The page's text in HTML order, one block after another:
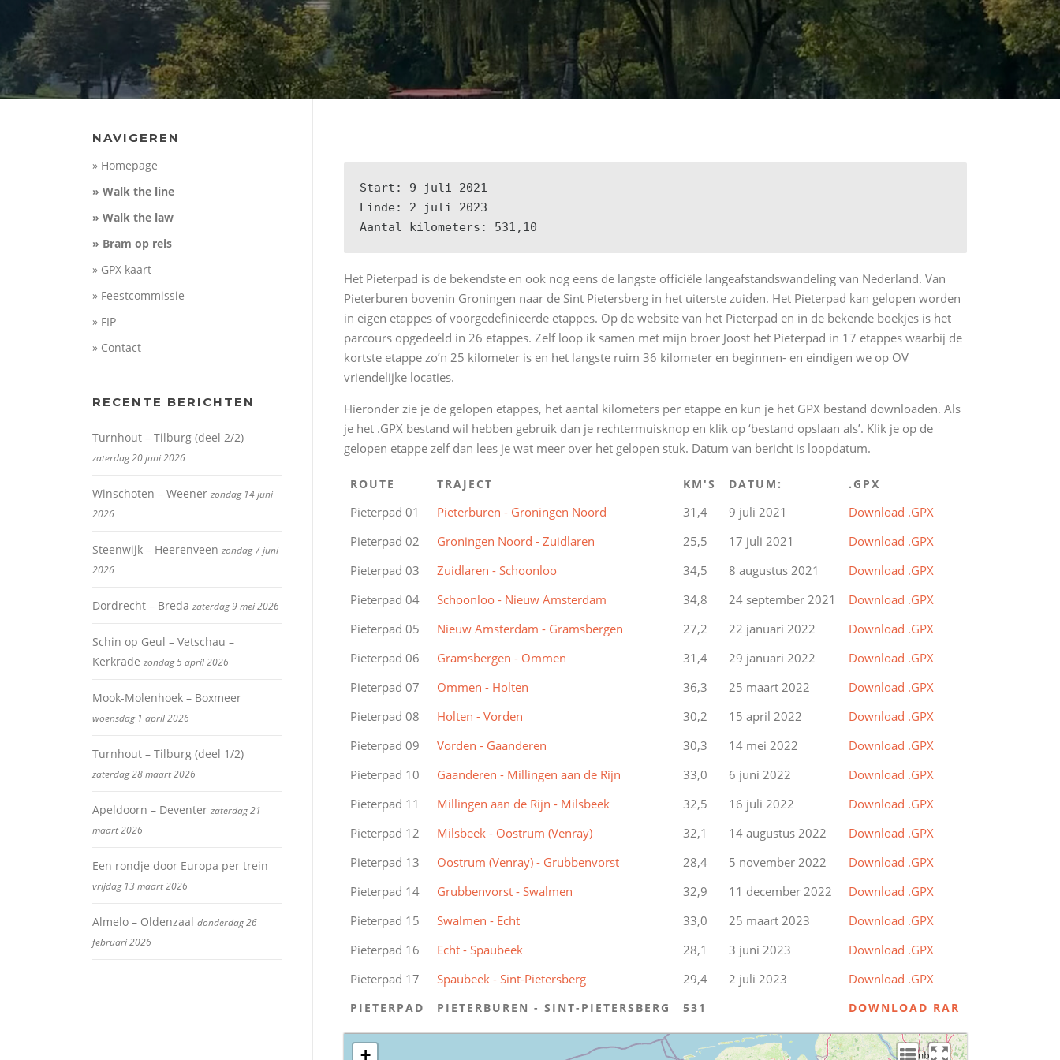
Start: 9 juli 2021
Einde: 2 juli 2023
Aantal kilometers: 531,10
Het Pieterpad is de bekendste en ook nog eens de langste officiële langeafstandswandeling van Nederland. Van
Pieterburen bovenin Groningen naar de Sint Pietersberg in het uiterste zuiden. Het Pieterpad kan gelopen worden
in eigen etappes of voorgedefinieerde etappes. Op de website van het Pieterpad en in de bekende boekjes is het
parcours opgedeeld in 26 etappes. Zelf loop ik samen met mijn broer Joost het Pieterpad in 17 etappes waarbij de
kortste etappe zo’n 25 kilometer is en het langste ruim 36 kilometer en beginnen- en eindigen we op OV
vriendelijke locaties.
Hieronder zie je de gelopen etappes, het aantal kilometers per etappe en kun je het GPX bestand downloaden. Als
je het .GPX bestand wil hebben gebruik dan je rechtermuisknop en klik op ‘bestand opslaan als’. Klik je op de
gelopen etappe zelf dan lees je wat meer over het gelopen stuk. Datum van bericht is loopdatum.
ROUTE TRAJECT KM'S DATUM: .GPX
Pieterpad 01 Pieterburen - Groningen Noord 31,4 9 juli 2021
Download .GPX
Pieterpad 02
Groningen Noord - Zuidlaren 25,5 17 juli 2021
Download .GPX
Pieterpad 03
Zuidlaren - Schoonloo 34,5 8 augustus 2021
Download .GPX
Pieterpad 04
Schoonloo - Nieuw Amsterdam 34,8 24 september 2021
Download .GPX
Pieterpad 05
Nieuw Amsterdam - Gramsbergen 27,2 22 januari 2022
Download .GPX
Pieterpad 06
Gramsbergen - Ommen 31,4 29 januari 2022
Download .GPX
Pieterpad 07
Ommen - Holten 36,3 25 maart 2022
Download .GPX
Pieterpad 08
Holten - Vorden 30,2 15 april 2022
Download .GPX
Pieterpad 09
Vorden - Gaanderen 30,3 14 mei 2022
Download .GPX
Pieterpad 10
Gaanderen - Millingen aan de Rijn 33,0 6 juni 2022
Download .GPX
Pieterpad 11
Millingen aan de Rijn - Milsbeek 32,5 16 juli 2022
Download .GPX
Pieterpad 12
Milsbeek - Oostrum (Venray) 32,1 14 augustus 2022
Download .GPX
Pieterpad 13
Oostrum (Venray) - Grubbenvorst 28,4 5 november 2022
Download .GPX
Pieterpad 14
Grubbenvorst - Swalmen 32,9 11 december 2022
Download .GPX
Pieterpad 15
Swalmen - Echt 33,0 25 maart 2023
Download .GPX
Pieterpad 16
Echt - Spaubeek 28,1 3 juni 2023
Download .GPX
Pieterpad 17
Spaubeek - Sint-Pietersberg 29,4 2 juli 2023 Download .GPX
PIETERPAD PIETERBUREN - SINT-PIETERSBERG 531 DOWNLOAD RAR
+
NAVIGEREN
» Homepage
» Walk the line
» Walk the law
» Bram op reis
» GPX kaart
» Feestcommissie
» FIP
» Contact
RECENTE BERICHTEN
Turnhout – Tilburg (deel 2/2)
zaterdag 20 juni 2026
Winschoten – Weener zondag 14 juni
2026
Steenwijk – Heerenveen zondag 7 juni
2026
Dordrecht – Breda zaterdag 9 mei 2026
Schin op Geul – Vetschau –
Kerkrade zondag 5 april 2026
Mook-Molenhoek – Boxmeer
woensdag 1 april 2026
Turnhout – Tilburg (deel 1/2)
zaterdag 28 maart 2026
Apeldoorn – Deventer zaterdag 21
maart 2026
Een rondje door Europa per trein
vrijdag 13 maart 2026
Almelo – Oldenzaal donderdag 26
februari 2026